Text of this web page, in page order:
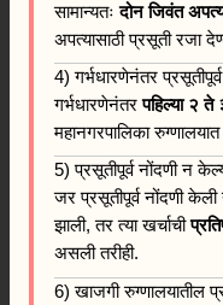
सामान्यतःदोन जिवंत
अपत्यासाठी प्रसूती रजा
4) गर्भधारणेनंतर
गर्भधारणेनंतरपहिल्या २ ते
महानगरपालिका
5) प्रसूतीपूर्व नोंदणी न
जर प्रसूतीपूर्व नोंदणी
झाली, तर त्या खर्चाची
असली तरीही.
6) खाजगी रुग्णालयातील